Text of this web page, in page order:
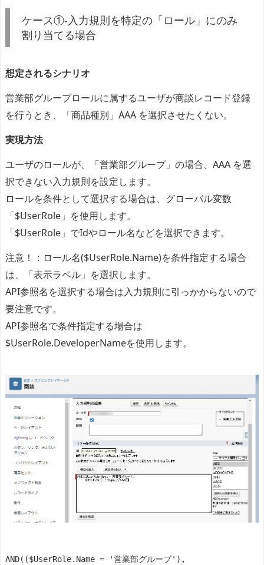
ケース①-入力規則を特定の「ロール」にのみ
割り当てる場合
想定されるシナリオ
営業部グループロールに属するユーザが商談レコード登録
を行うとき、「商品種別」AAA を選択させたくない。
実現方法
ユーザのロールが、「営業部グループ」の場合、AAA を選
択できない入力規則を設定します。
ロールを条件として選択する場合は、グローバル変数
「$UserRole」を使用します。
「$UserRole」でIdやロール名などを選択できます。
注意！：ロール名($UserRole.Name)を条件指定する場合
は、「表示ラベル」を選択します。
API参照名を選択する場合は入力規則に引っかからないので
要注意です。
API参照名で条件指定する場合は
$UserRole.DeveloperNameを使用します。
AND(($UserRole.Name = '営業部グループ'),